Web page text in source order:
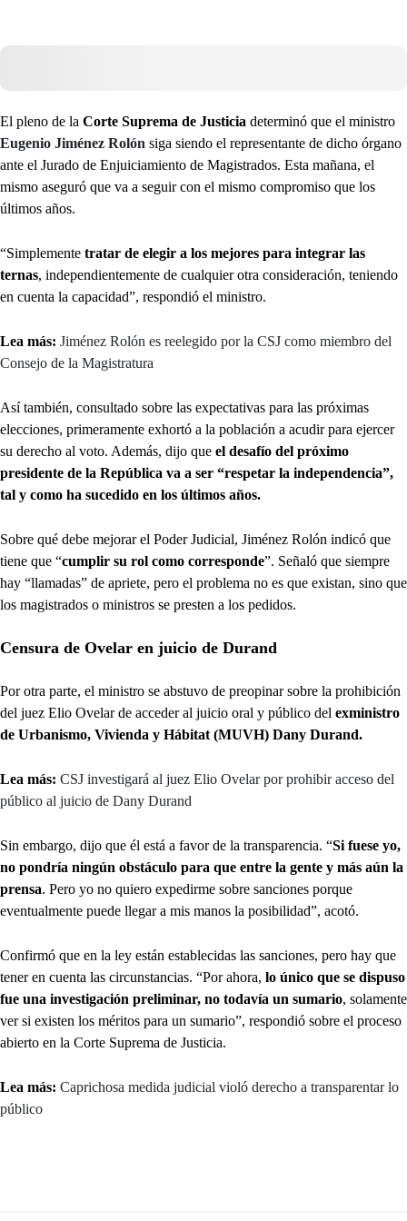
El pleno de la Corte Suprema de Justicia determinó que el ministro
Eugenio Jiménez Rolón siga siendo el representante de dicho órgano
ante el Jurado de Enjuiciamiento de Magistrados. Esta mañana, el
mismo aseguró que va a seguir con el mismo compromiso que los
últimos años.
“Simplemente tratar de elegir a los mejores para integrar las
ternas, independientemente de cualquier otra consideración, teniendo
en cuenta la capacidad”, respondió el ministro.
Lea más: Jiménez Rolón es reelegido por la CSJ como miembro del
Consejo de la Magistratura
Así también, consultado sobre las expectativas para las próximas
elecciones, primeramente exhortó a la población a acudir para ejercer
su derecho al voto. Además, dijo que el desafío del próximo
presidente de la República va a ser “respetar la independencia”,
tal y como ha sucedido en los últimos años.
Sobre qué debe mejorar el Poder Judicial, Jiménez Rolón indicó que
tiene que “cumplir su rol como corresponde”. Señaló que siempre
hay “llamadas” de apriete, pero el problema no es que existan, sino que
los magistrados o ministros se presten a los pedidos.
Censura de Ovelar en juicio de Durand
Por otra parte, el ministro se abstuvo de preopinar sobre la prohibición
del juez Elio Ovelar de acceder al juicio oral y público del exministro
de Urbanismo, Vivienda y Hábitat (MUVH) Dany Durand.
Lea más: CSJ investigará al juez Elio Ovelar por prohibir acceso del
público al juicio de Dany Durand
Sin embargo, dijo que él está a favor de la transparencia. “Si fuese yo,
no pondría ningún obstáculo para que entre la gente y más aún la
prensa. Pero yo no quiero expedirme sobre sanciones porque
eventualmente puede llegar a mis manos la posibilidad”, acotó.
Confirmó que en la ley están establecidas las sanciones, pero hay que
tener en cuenta las circunstancias. “Por ahora, lo único que se dispuso
fue una investigación preliminar, no todavía un sumario, solamente
ver si existen los méritos para un sumario”, respondió sobre el proceso
abierto en la Corte Suprema de Justicia.
Lea más: Caprichosa medida judicial violó derecho a transparentar lo
público